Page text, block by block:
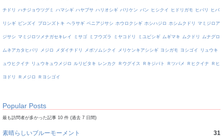
チドリ ハチジョウツグミ ハマシギ ハヤブサ ハリオシギ バリケン バン ヒシクイ ヒドリガモ ヒバリ ヒバ
リシギ ビンズイ ブロンズトキ ヘラサギ ベニアジサシ ホウロクシギ ホシハジロ ホシムクドリ マミジロア
ジサシ マミジロツメナガセキレイ ミサゴ ミフウズラ ミヤコドリ ミユビシギ ムギマキ ムクドリ ムナグロ
ムネアカタヒバリ メジロ メダイチドリ メボソムシクイ メリケンキアシシギ ヨシガモ ヨシゴイ リュウキ
ュウヒクイナ リュウキュウメジロ ルリビタキ レンカク Ｒウグイス Ｒキジバト Ｒツバメ Ｒヒクイナ Ｒヒ
ヨドリ Ｒメジロ Ｒヨシゴイ
Popular Posts
最も訪問者が多かった記事 10 件 (過去 7 日間)
素晴らしいブルーモーメント
31